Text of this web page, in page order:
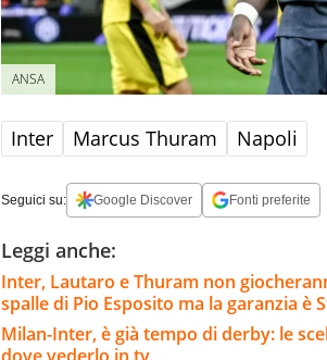
ANSA
Inter Marcus Thuram Napoli
Seguici su: Google Discover Fonti preferite
Leggi anche:
Inter, Lautaro e Thuram non
spalle di Pio Esposito ma la garanzia è
Milan-Inter, è già tempo di derby: le